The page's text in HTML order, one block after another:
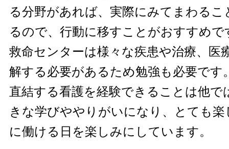
る分野があれば、実際にみてまわるこ
るので、行動に移すことがおすすめで
救命センターは様々な疾患や治療、医
解する必要があるため勉強も必要です
直結する看護を経験できることは他で
きな学びややりがいになり、とても
に働ける日を楽しみにしています。